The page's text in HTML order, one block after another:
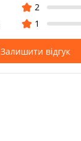
2
1
Залишити відгук